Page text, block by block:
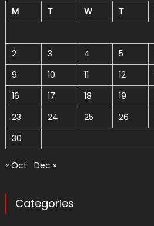
M
T W T
2
3 4 5
9
10 11 12
16
17 18 19
23
24 25 26
30
« Oct Dec »
Categories